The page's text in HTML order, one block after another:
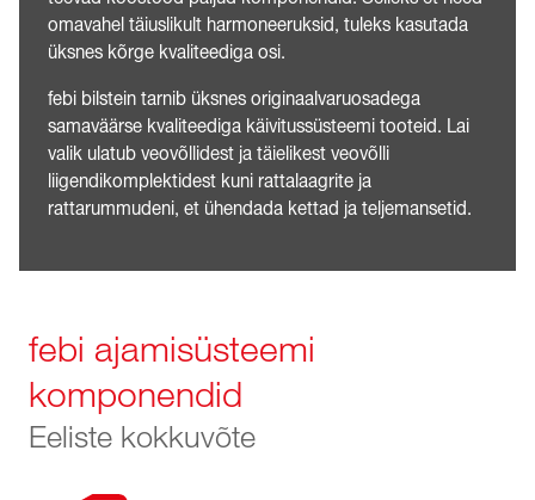
omavahel täiuslikult harmoneeruksid, tuleks kasutada
üksnes kõrge kvaliteediga osi.
febi bilstein tarnib üksnes originaalvaruosadega
samaväärse kvaliteediga käivitussüsteemi tooteid. Lai
valik ulatub veovõllidest ja täielikest veovõlli
liigendikomplektidest kuni rattalaagrite ja
rattarummudeni, et ühendada kettad ja teljemansetid.
febi ajamisüsteemi
komponendid
Eeliste kokkuvõte